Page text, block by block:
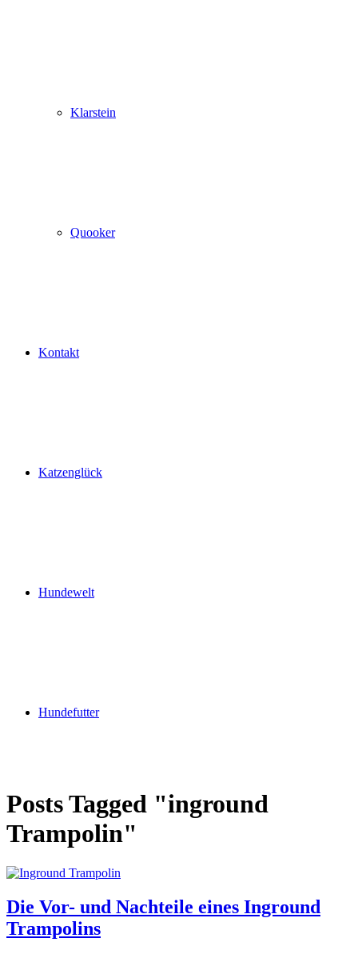
Klarstein
Quooker
Kontakt
Katzenglück
Hundewelt
Hundefutter
Posts Tagged "inground
Trampolin"
Die Vor- und Nachteile eines Inground
Trampolins